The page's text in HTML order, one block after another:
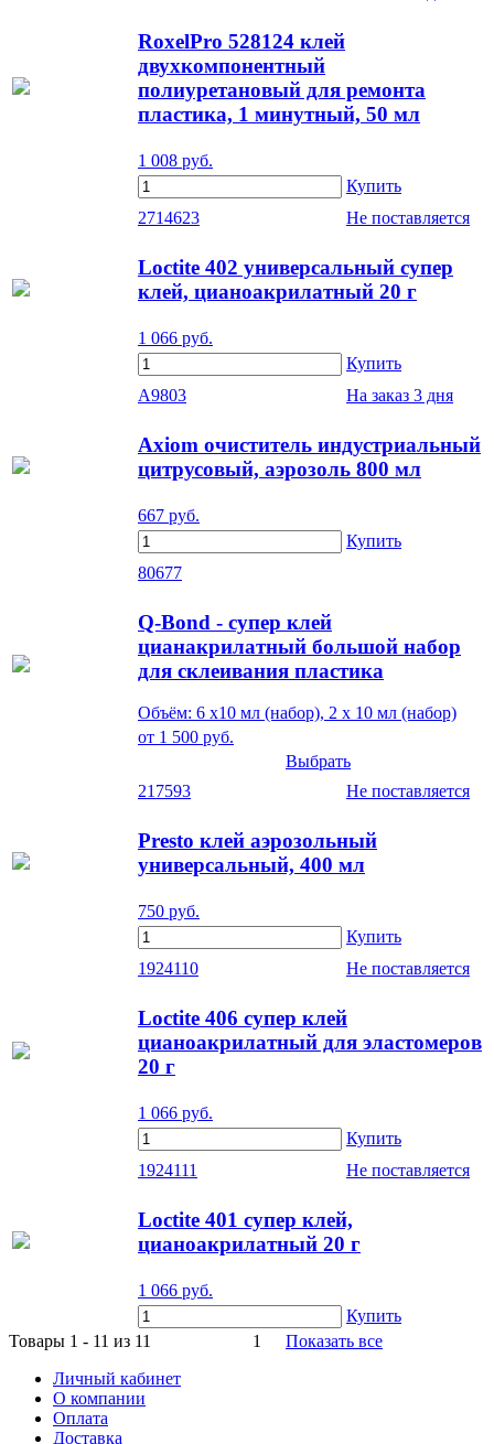
RoxelPro 528124 клей
двухкомпонентный
полиуретановый для ремонта
пластика, 1 минутный, 50 мл
1 008 руб.
Купить
2714623
Не поставляется
Loctite 402 универсальный супер
клей, цианоакрилатный 20 г
1 066 руб.
Купить
A9803
На заказ 3 дня
Axiom очиститель индустриальный
цитрусовый, аэрозоль 800 мл
667 руб.
Купить
80677
Q-Bond - супер клей
цианакрилатный большой набор
для склеивания пластика
Объём: 6 х10 мл (набор), 2 х 10 мл (набор)
от 1 500 руб.
Выбрать
217593
Не поставляется
Presto клей аэрозольный
универсальный, 400 мл
750 руб.
Купить
1924110
Не поставляется
Loctite 406 супер клей
цианоакрилатный для эластомеров
20 г
1 066 руб.
Купить
1924111
Не поставляется
Loctite 401 супер клей,
цианоакрилатный 20 г
1 066 руб.
Купить
Товары 1 - 11 из 11
1
Показать все
Личный кабинет
О компании
Оплата
Доставка